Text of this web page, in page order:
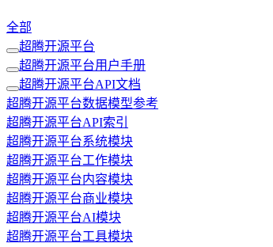
全部
超腾开源平台
超腾开源平台用户手册
超腾开源平台API文档
超腾开源平台数据模型参考
超腾开源平台API索引
超腾开源平台系统模块
超腾开源平台工作模块
超腾开源平台内容模块
超腾开源平台商业模块
超腾开源平台AI模块
超腾开源平台工具模块